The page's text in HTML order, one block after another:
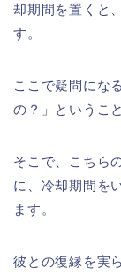
却期間を置くと
す。
ここで疑問にな
の？」というこ
そこで、こちら
に、冷却期間を
ます。
彼との復縁を実